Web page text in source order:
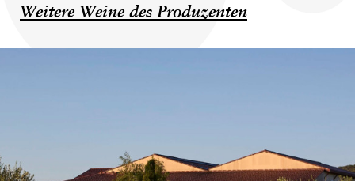
Weitere Weine des Produzenten